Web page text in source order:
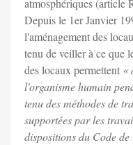
atmosphériques (article
Depuis le 1er Janvier
l'aménagement des
tenu de veiller à ce que
des locaux permettent «
l'organisme humain
tenu des méthodes de
supportées par les
dispositions du Code